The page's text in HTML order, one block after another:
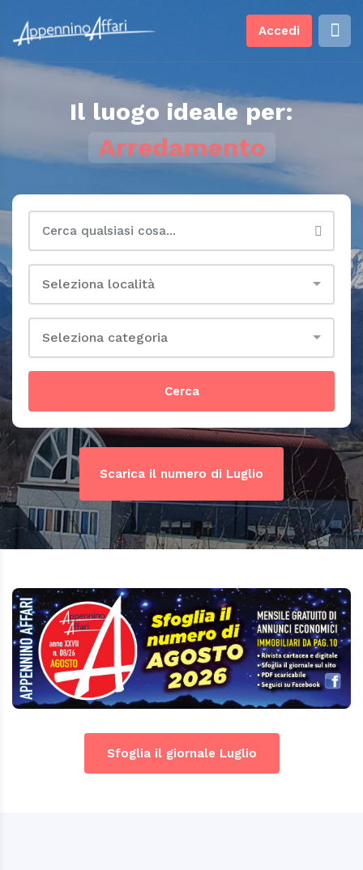
Accedi
Il luogo ideale per:
Arredamento
Seleziona località
Seleziona categoria
Cerca
Scarica il numero di Luglio
Sfoglia il giornale Luglio